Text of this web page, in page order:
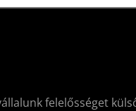
felelősséget